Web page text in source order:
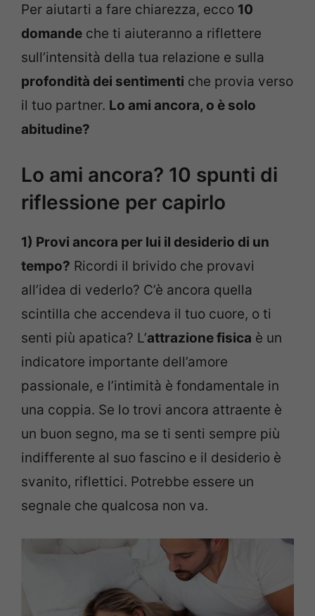
Per aiutarti a fare chiarezza, ecco 10
domande che ti aiuteranno a riflettere
sull’intensità della tua relazione e sulla
profondità dei sentimenti che provia verso
il tuo partner. Lo ami ancora, o è solo
abitudine?
Lo ami ancora? 10 spunti di
riflessione per capirlo
1) Provi ancora per lui il desiderio di un
tempo? Ricordi il brivido che provavi
all’idea di vederlo? C’è ancora quella
scintilla che accendeva il tuo cuore, o ti
senti più apatica? L’attrazione fisica è un
indicatore importante dell’amore
passionale, e l’intimità è fondamentale in
una coppia. Se lo trovi ancora attraente è
un buon segno, ma se ti senti sempre più
indifferente al suo fascino e il desiderio è
svanito, riflettici. Potrebbe essere un
segnale che qualcosa non va.